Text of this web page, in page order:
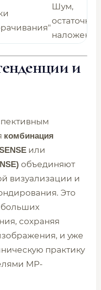
Шум,
остаточное
наложение
и
комбинация
или
объединяют
визуализации и
Это
больших
сохраняя
и уже
практику
МР-